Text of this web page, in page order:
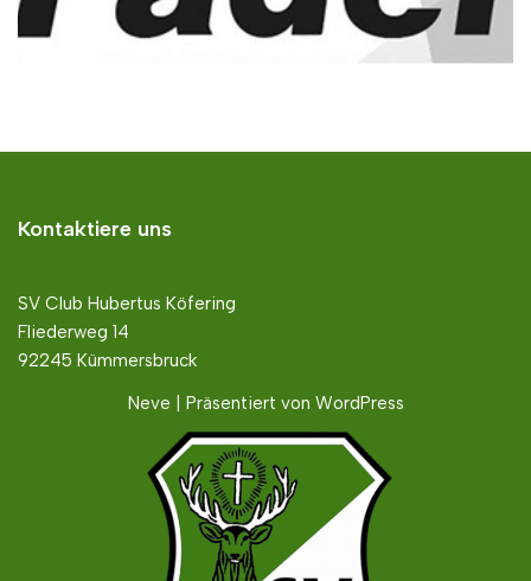
Kontaktiere uns
SV Club Hubertus Köfering
Fliederweg 14
92245 Kümmersbruck
Neve | Präsentiert von WordPress